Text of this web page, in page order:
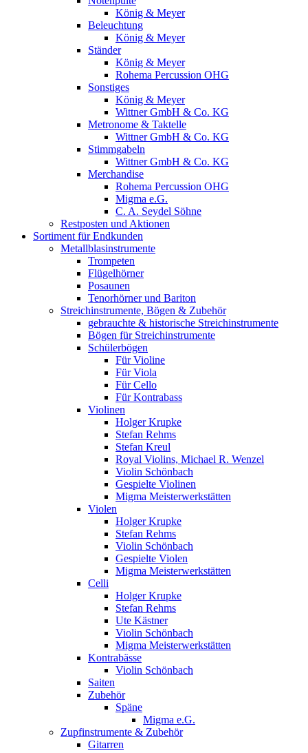
König & Meyer
Beleuchtung
König & Meyer
Ständer
König & Meyer
Rohema Percussion OHG
Sonstiges
König & Meyer
Wittner GmbH & Co. KG
Metronome & Taktelle
Wittner GmbH & Co. KG
Stimmgabeln
Wittner GmbH & Co. KG
Merchandise
Rohema Percussion OHG
Migma e.G.
C. A. Seydel Söhne
Restposten und Aktionen
Sortiment für Endkunden
Metallblasinstrumente
Trompeten
Flügelhörner
Posaunen
Tenorhörner und Bariton
Streichinstrumente, Bögen & Zubehör
gebrauchte & historische Streichinstrumente
Bögen für Streichinstrumente
Schülerbögen
Für Violine
Für Viola
Für Cello
Für Kontrabass
Violinen
Holger Krupke
Stefan Rehms
Stefan Kreul
Royal Violins, Michael R. Wenzel
Violin Schönbach
Gespielte Violinen
Migma Meisterwerkstätten
Violen
Holger Krupke
Stefan Rehms
Violin Schönbach
Gespielte Violen
Migma Meisterwerkstätten
Celli
Holger Krupke
Stefan Rehms
Ute Kästner
Violin Schönbach
Migma Meisterwerkstätten
Kontrabässe
Violin Schönbach
Saiten
Zubehör
Späne
Migma e.G.
Zupfinstrumente & Zubehör
Gitarren